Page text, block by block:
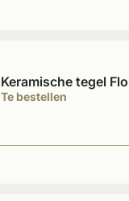
Te bestellen
Keramische tegel